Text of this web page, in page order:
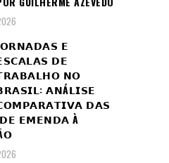
𝗘
𝗗𝗘
𝗡𝗢
𝗔𝗡Á𝗟𝗜𝗦𝗘
𝗗𝗔𝗦
𝗘𝗠𝗘𝗡𝗗𝗔 À